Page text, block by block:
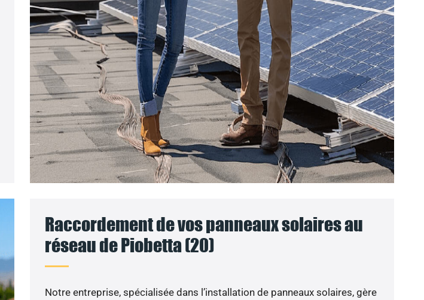
Raccordement de vos panneaux solaires au
réseau de Piobetta (20)
Notre entreprise, spécialisée dans l’installation de panneaux solaires, gère